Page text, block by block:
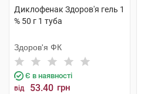
Диклофенак Здоров'я гель 1
% 50 г 1 туба
Здоров'я ФК
Є в наявності
від 53.40 грн